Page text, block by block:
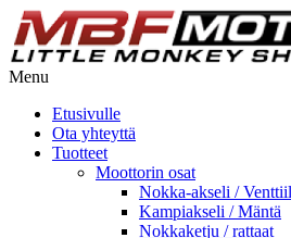
Menu
Etusivulle
Ota yhteyttä
Tuotteet
Moottorin osat
Nokka-akseli /
Kampiakseli / Mäntä
Nokkaketju / rattaat